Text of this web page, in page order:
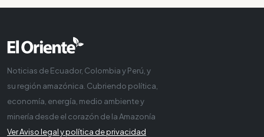
Noticias de Ecuador, Colombia y Perú, y
su región amazónica. Cubriendo política,
economía, energía, medio ambiente y
minería desde el corazón de la Amazonía
Ver Aviso legal y política de privacidad